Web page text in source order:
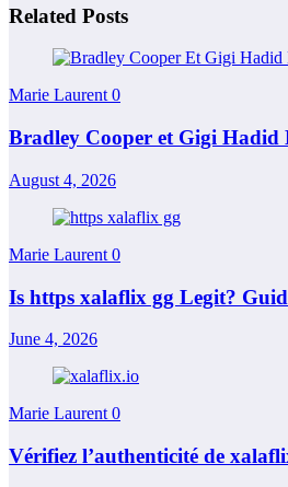
Related Posts
Marie Laurent0
Bradley Cooper et Gigi Hadid
August 4, 2026
Marie Laurent 0
Is https xalaflix gg Legit?
June 4, 2026
Marie Laurent 0
Vérifiez l’authenticité de